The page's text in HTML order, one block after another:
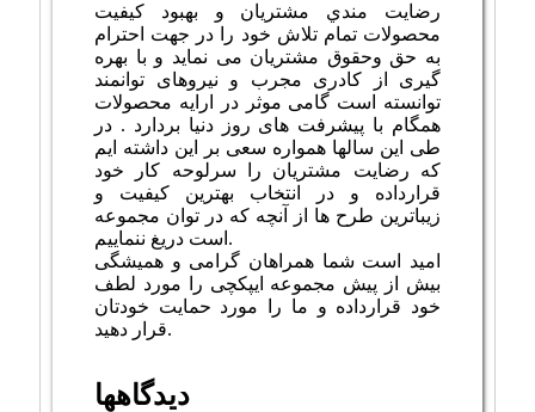
رضايت مندي مشتريان و بهبود کيفيت
محصولات تمام تلاش خود را در جهت احترام
به حق وحقوق مشتريان می نماید و با بهره
گیری از کادری مجرب و نیروهای توانمند
توانسته است گامی موثر در ارايه محصولات
همگام با پیشرفت های روز دنیا بردارد . در
طی این سالها همواره سعی بر این داشته ایم
که رضایت مشتریان را سرلوحه کار خود
قرارداده و در انتخاب بهترین کیفیت و
زیباترین طرح ها از آنچه که در توان مجموعه
است دریغ ننماییم.
امید است شما همراهان گرامی و همیشگی
بیش از پیش مجموعه ایپکچی را مورد لطف
خود قرارداده و ما را مورد حمایت خودتان
قرار دهید.
دیدگاهها